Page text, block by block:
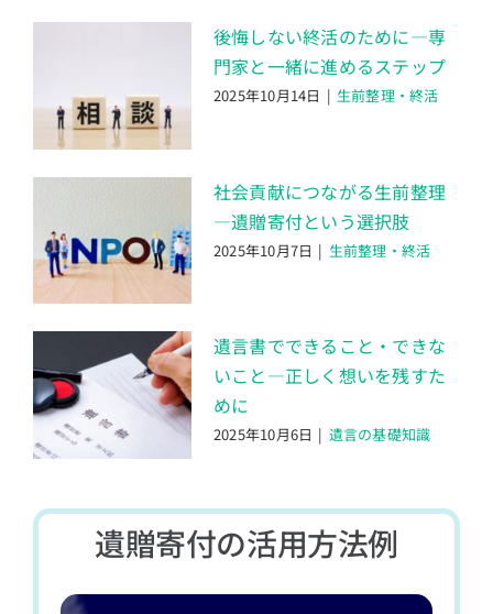
後悔しない終活のために―専
門家と一緒に進めるステップ
2025年10月14日 | 生前整理・終活
社会貢献につながる生前整理
―遺贈寄付という選択肢
2025年10月7日 | 生前整理・終活
遺言書でできること・できな
いこと―正しく想いを残すた
めに
2025年10月6日 | 遺言の基礎知識
遺贈寄付の活用方法例